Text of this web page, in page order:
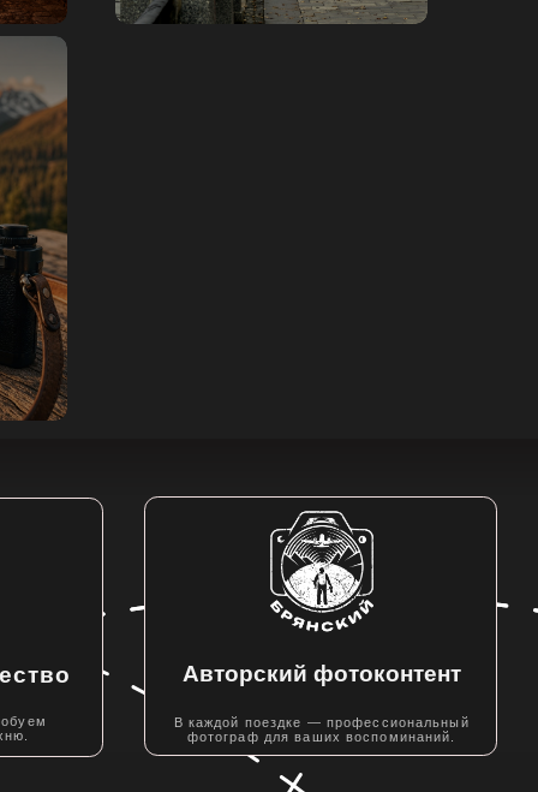
В каждой поездке — профессиональный
фотограф для ваших воспоминаний.